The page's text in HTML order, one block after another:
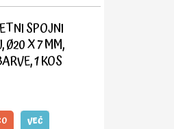
SPOJNI
Ø20 X 7 MM,
1 KOS
VEČ